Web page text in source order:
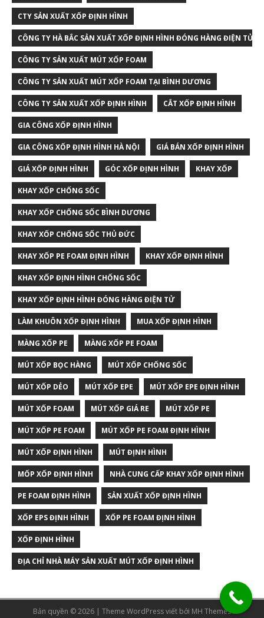
CTY SẢN XUẤT XỐP ĐỊNH HÌNH
CÔNG TY HÀ BẮC SẢN XUẤT XỐP ĐỊNH HÌNH ĐÓNG HÀNG ĐIỆN TỬ
CÔNG TY SẢN XUẤT MÚT XỐP FOAM
CÔNG TY SẢN XUẤT MÚT XỐP FOAM TẠI BÌNH DƯƠNG
CÔNG TY SẢN XUẤT XỐP ĐỊNH HÌNH CẮT XỐP ĐỊNH HÌNH
GIA CÔNG XỐP ĐỊNH HÌNH
GIA CÔNG XỐP ĐỊNH HÌNH HÀ NỘI GIÁ BÁN XỐP ĐỊNH HÌNH
GIÁ XỐP ĐỊNH HÌNH GÓC XỐP ĐỊNH HÌNH KHAY XỐP
KHAY XỐP CHỐNG SỐC
KHAY XỐP CHỐNG SỐC BÌNH DƯƠNG
KHAY XỐP CHỐNG SỐC THỦ ĐỨC
KHAY XỐP PE FOAM ĐỊNH HÌNH KHAY XỐP ĐỊNH HÌNH
KHAY XỐP ĐỊNH HÌNH CHỐNG SỐC
KHAY XỐP ĐỊNH HÌNH ĐÓNG HÀNG ĐIỆN TỬ
LÀM KHUÔN XỐP ĐỊNH HÌNH MUA XỐP ĐỊNH HÌNH
MÀNG XỐP PE MÀNG XỐP PE FOAM
MÚT XỐP BỌC HÀNG MÚT XỐP CHỐNG SỐC
MÚT XỐP DẺO MÚT XỐP EPE MÚT XỐP EPE ĐỊNH HÌNH
MÚT XỐP FOAM MÚT XỐP GIÁ RE MÚT XỐP PE
MÚT XỐP PE FOAM MÚT XỐP PE FOAM ĐỊNH HÌNH
MÚT XỐP ĐỊNH HÌNH MÚT ĐỊNH HÌNH
MỐP XỐP ĐỊNH HÌNH NHÀ CUNG CẤP KHAY XỐP ĐỊNH HÌNH
PE FOAM ĐỊNH HÌNH SẢN XUẤT XỐP ĐỊNH HÌNH
XỐP EPS ĐỊNH HÌNH XỐP PE FOAM ĐỊNH HÌNH
XỐP ĐỊNH HÌNH
ĐỊA CHỈ NHÀ MÁY SẢN XUẤT MÚT XỐP ĐỊNH HÌNH
Bản quyền © 2026 | Theme WordPress viết bởi MH Themes